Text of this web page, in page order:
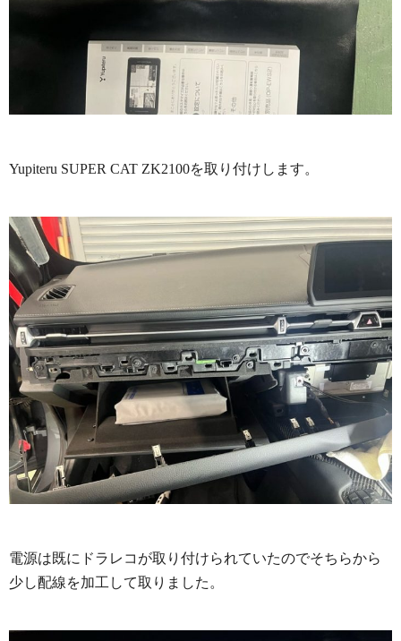
Yupiteru SUPER CAT ZK2100を取り付けします。
電源は既にドラレコが取り付けられていたのでそちらから
少し配線を加工して取りました。